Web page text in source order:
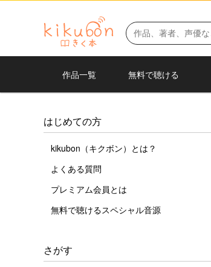
作品一覧 無料で聴ける
はじめての方
kikubon（キクボン）とは？
よくある質問
プレミアム会員とは
無料で聴けるスペシャル音源
さがす